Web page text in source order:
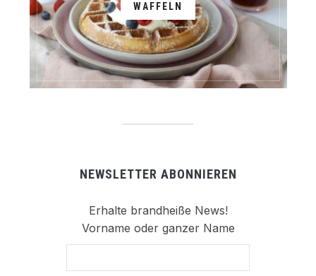
WAFFELN
NEWSLETTER ABONNIEREN
Erhalte brandheiße News!
Vorname oder ganzer Name